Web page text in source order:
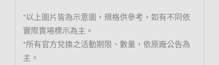
*以上圖片皆為示意圖，規格供參考，如有不同依
實際賣場標示為主。
*所有官方兌換之活動期限、數量，依原廠公告為
主。